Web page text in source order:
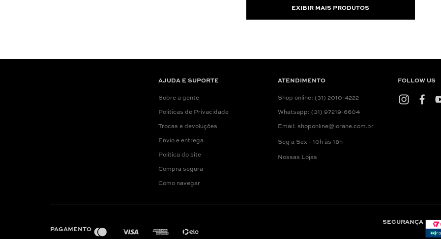
EXIBIR MAIS PRODUTOS
AJUDA E SUPORTE
Sobre a gente
Politicas de Privacidade
Trocas e devoluções
Envio e entrega
Política do site
Compra segura
Como navegar
ATENDIMENTO
Shop online: (31) 2010-4222
Whatsapp: (31) 97219-6604
Email: shoponline@iorane.com.br
Seg a Sex - 10h às 18h
Nossas Lojas
FOLLOW US
PAGAMENTO
SEGURANÇA